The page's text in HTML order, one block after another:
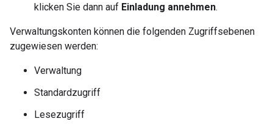
klicken Sie dann auf Einladung annehmen.
Verwaltungskonten können die folgenden Zugriffsebenen
zugewiesen werden:
Verwaltung
Standardzugriff
Lesezugriff